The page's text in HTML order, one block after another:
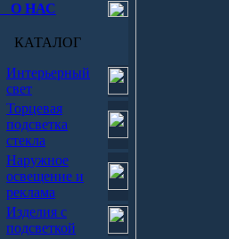
О НАС
КАТАЛОГ
Интерьерный
свет
Торцевая
подсветка
стекла
Наружное
освещение и
реклама
Изделия с
подсветкой